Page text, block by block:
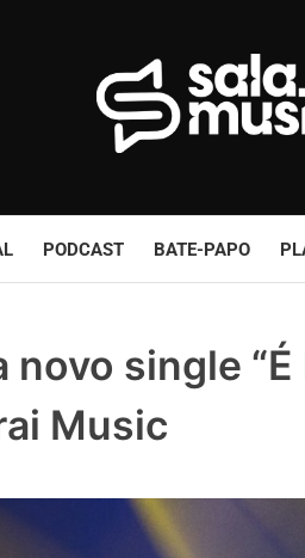
PODCAST BATE-PAPO
single “É
Music